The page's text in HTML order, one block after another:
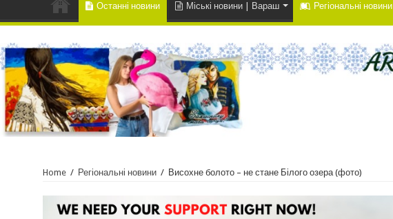
Останні новини Міські новини | Вараш Регіональні новини
Home / Регіональні новини / Висохне болото – не стане Білого озера (фото)